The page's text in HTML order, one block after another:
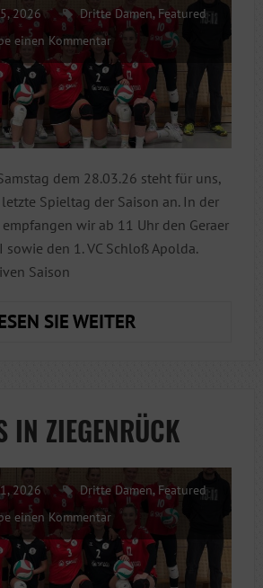
2026 Dritte Damen, Featured
einen Kommentar
dem 28.03.26 steht für uns,
letzte Spieltag der Saison an. In der
wir ab 11 Uhr den Geraer
den 1. VC Schloß Apolda.
Saison
SIE WEITERDAMEN
MAL
ALLES
IN ZIEGENRÜCK
2026 Dritte Damen, Featured
einen Kommentar